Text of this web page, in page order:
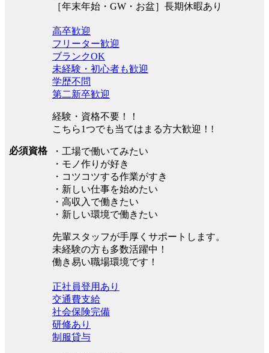
［年末年始・GW・お盆］長期休暇あり
必須資格
高卒歓迎
フリーター歓迎
ブランクOK
未経験・初心者も歓迎
学歴不問
第二新卒歓迎
経験・資格不要！！
こちら1つでも当てはまる方大歓迎！!
・工場で働いてみたい
・モノ作りが好き
・コツコツする作業がすき
・新しい仕事を始めたい
・高収入で働きたい
・新しい環境で働きたい
先輩スタッフが手厚くサポートします。
未経験の方も多数活躍中！
働き易い職場環境です！
正社員登用あり
交通費支給
社会保険完備
研修あり
制服貸与